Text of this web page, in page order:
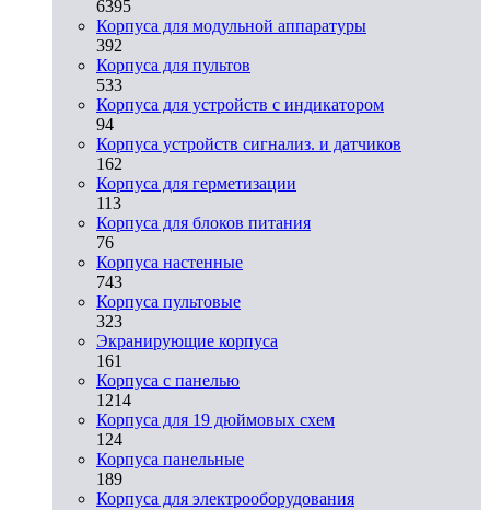
6395
Корпуса для модульной аппаратуры
392
Корпуса для пультов
533
Корпуса для устройств с индикатором
94
Корпуса устройств сигнализ. и датчиков
162
Корпуса для герметизации
113
Корпуса для блоков питания
76
Корпуса настенные
743
Корпуса пультовые
323
Экранирующие корпуса
161
Корпуса с панелью
1214
Корпуса для 19 дюймовых схем
124
Корпуса панельные
189
Корпуса для электрооборудования